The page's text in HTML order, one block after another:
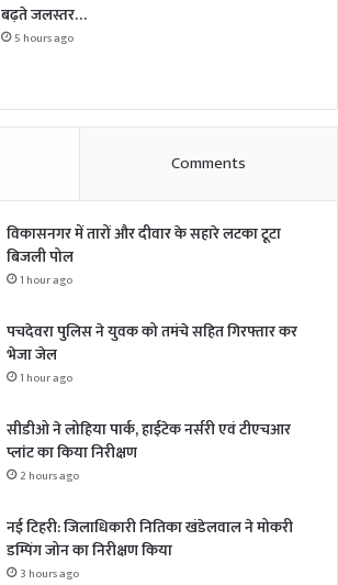
बढ़ते जलस्तर…
5 hours ago
Comments
विकासनगर में तारों और दीवार के सहारे लटका टूटा
बिजली पोल
1 hour ago
पचदेवरा पुलिस ने युवक को तमंचे सहित गिरफ्तार कर
भेजा जेल
1 hour ago
सीडीओ ने लोहिया पार्क, हाईटेक नर्सरी एवं टीएचआर
प्लांट का किया निरीक्षण
2 hours ago
नई टिहरी: जिलाधिकारी नितिका खंडेलवाल ने मोकरी
डम्पिंग जोन का निरीक्षण किया
3 hours ago